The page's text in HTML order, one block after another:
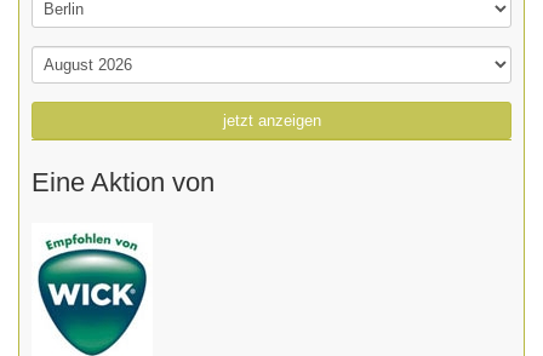
jetzt anzeigen
Eine Aktion von